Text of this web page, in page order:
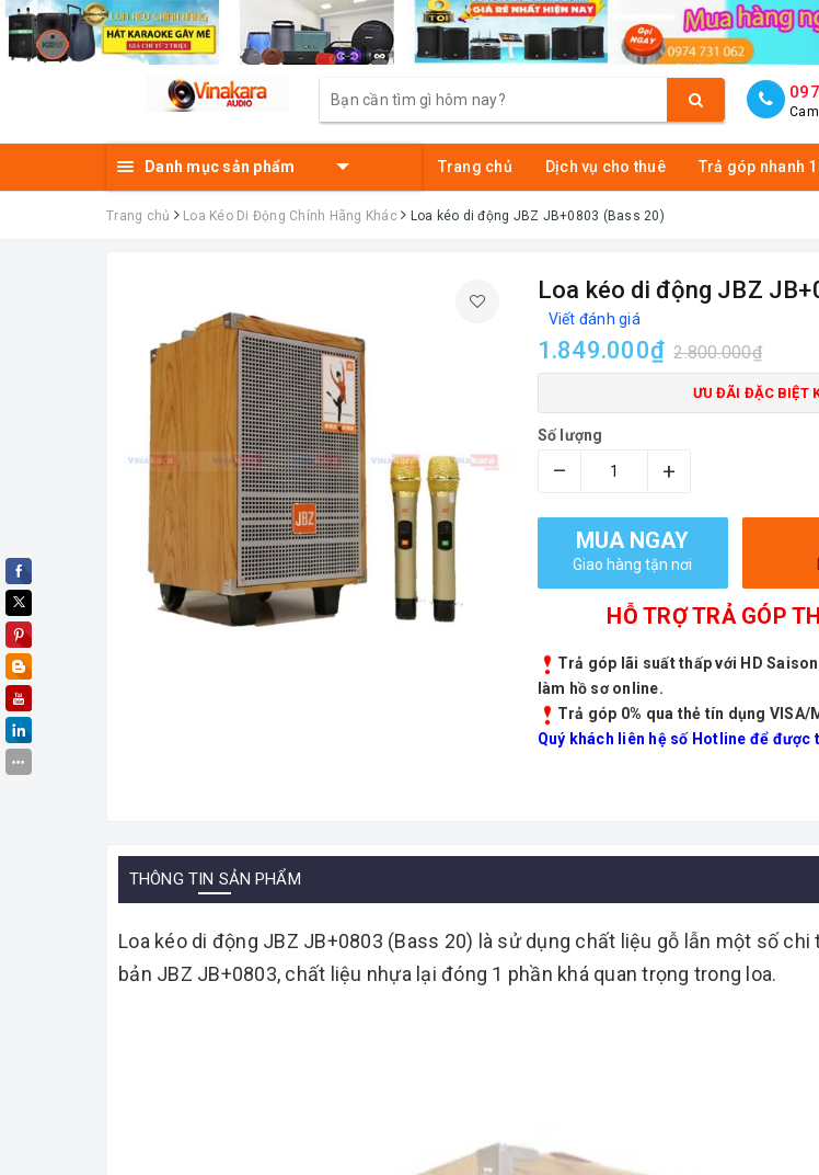
Danh mục sản phẩm Trang chủ Dịch vụ cho thuê Trả góp nhanh
Trang chủ Loa Kéo Di Động Chính Hãng Khác Loa kéo di động JBZ JB+0803 (Bass 20)
Loa kéo di động JBZ
Viết đánh giá
1.849.000₫ 2.800.000₫
ƯU ĐÃI ĐẶC BIỆT
Số lượng
– +
MUA NGAY
Giao hàng tận nơi
HỖ TRỢ TRẢ GÓP
Trả góp lãi suất thấp với HD
làm hồ sơ online.
Trả góp 0% qua thẻ tín dụng VISA/
Quý khách liên hệ số Hotline để được
THÔNG TIN SẢN PHẨM
Loa kéo di động JBZ JB+0803 (Bass 20) là sử dụng chất liệu gỗ lẫn một số
bản JBZ JB+0803, chất liệu nhựa lại đóng 1 phần khá quan trọng trong loa.